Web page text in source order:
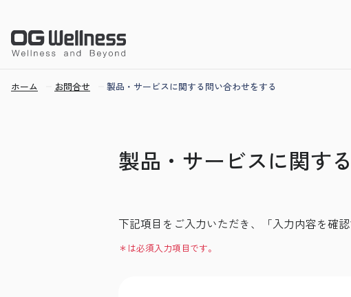
ホーム お問合せ 製品・サービスに関する問い合わせをする
製品・サービスに関す
下記項目をご入力いただき、「入力内容を確
＊は必須入力項目です。